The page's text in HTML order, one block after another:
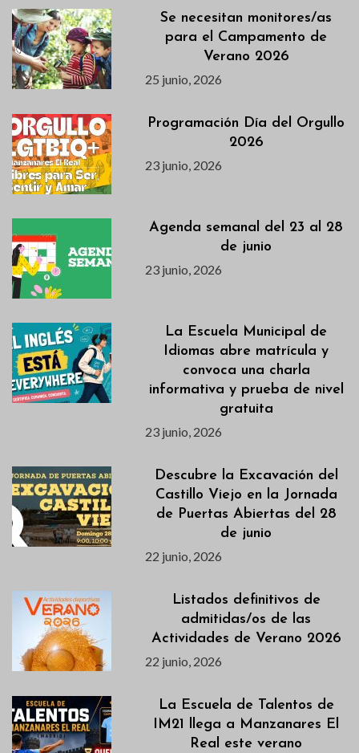
Se necesitan monitores/as
para el Campamento de
Verano 2026
25 junio, 2026
Programación Día del Orgullo
2026
23 junio, 2026
Agenda semanal del 23 al 28
de junio
23 junio, 2026
La Escuela Municipal de
Idiomas abre matrícula y
convoca una charla
informativa y prueba de nivel
gratuita
23 junio, 2026
Descubre la Excavación del
Castillo Viejo en la Jornada
de Puertas Abiertas del 28
de junio
22 junio, 2026
Listados definitivos de
admitidas/os de las
Actividades de Verano 2026
22 junio, 2026
La Escuela de Talentos de
IM21 llega a Manzanares El
Real este verano